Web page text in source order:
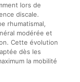
lors de
discale.
rhumatismal,
modérée et
Cette évolution
dès les
la mobilité